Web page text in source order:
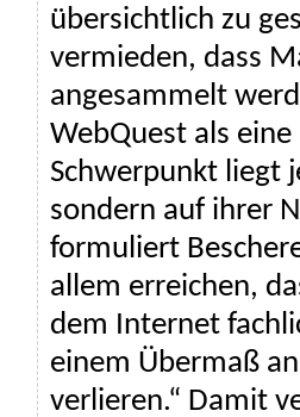
übersichtlich zu
vermieden, dass
angesammelt
WebQuest als
Schwerpunkt liegt
sondern auf ihrer
formuliert
allem erreichen,
dem Internet
einem Übermaß
verlieren.“ Damit